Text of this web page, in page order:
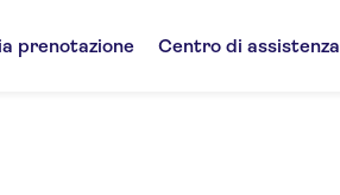
prenotazione Centro di assistenza